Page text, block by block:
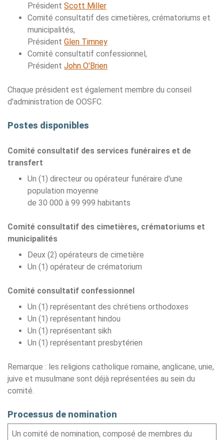
Président Scott Miller
Comité consultatif des cimetières, crématoriums et
municipalités,
Président Glen Timney
Comité consultatif confessionnel,
Président John O'Brien
Chaque président est également membre du conseil
d'administration de OOSFC.
Postes disponibles
Comité consultatif des services funéraires et de
transfert
Un (1) directeur ou opérateur funéraire d'une
population moyenne
de 30 000 à 99 999 habitants
Comité consultatif des cimetières, crématoriums et
municipalités
Deux (2) opérateurs de cimetière
Un (1) opérateur de crématorium
Comité consultatif confessionnel
Un (1) représentant des chrétiens orthodoxes
Un (1) représentant hindou
Un (1) représentant sikh
Un (1) représentant presbytérien
Remarque : les religions catholique romaine, anglicane, unie,
juive et musulmane sont déjà représentées au sein du
comité.
Processus de nomination
Un comité de nomination, composé de membres du